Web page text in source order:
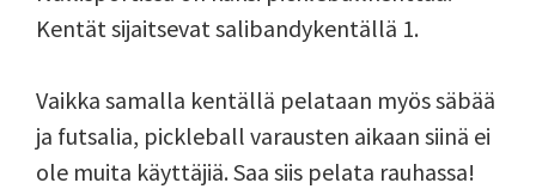
Kentät sijaitsevat salibandykentällä 1.
Vaikka samalla kentällä pelataan myös säbää
ja futsalia, pickleball varausten aikaan siinä ei
ole muita käyttäjiä. Saa siis pelata rauhassa!